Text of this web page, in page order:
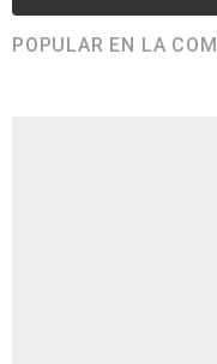
POPULAR EN LA